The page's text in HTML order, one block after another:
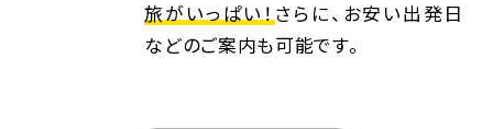
旅がいっぱい！さらに、お安い出発日
などのご案内も可能です。